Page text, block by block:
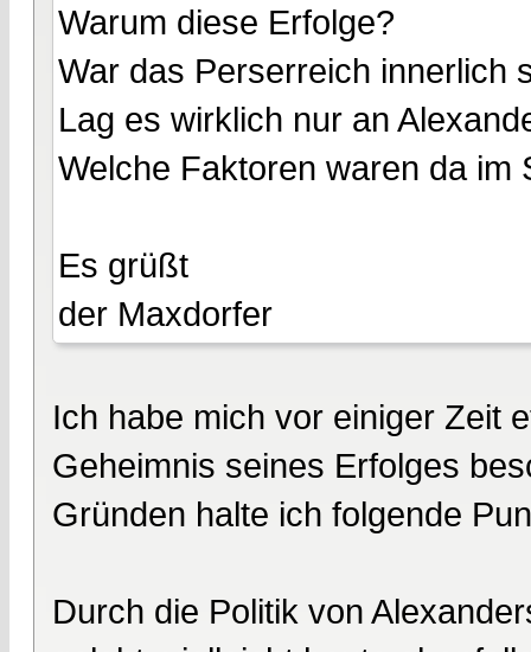
Warum diese Erfolge?
War das Perserreich innerlich
Lag es wirklich nur an
Welche Faktoren waren da im
Es grüßt
der Maxdorfer
Ich habe mich vor einiger Zeit
Geheimnis seines Erfolges
Gründen halte ich folgende
Durch die Politik von